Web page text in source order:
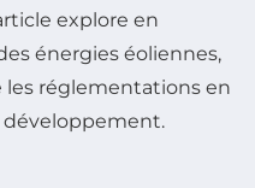
explore en
énergies éoliennes,
les réglementations en